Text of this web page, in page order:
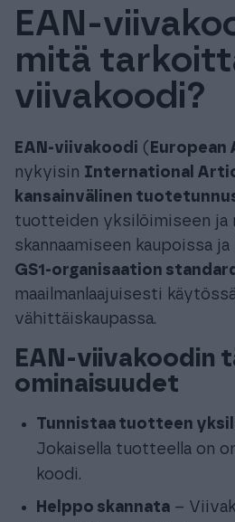
Tuki & Koulutus
Meistä & Ajankohtaista
Tilaa
Kokeile
EAN-
mitä
viivakoodi?
EAN-viivakoodi (
nykyisin International
kansainvälinen
tuotteiden yksilöimiseen ja
skannaamiseen kaupoissa
GS1-organisaation
maailmanlaajuisesti
vähittäiskaupassa.
EAN-viivakoodin
ominaisuudet
Tunnistaa tuotteen
Jokaisella tuotteella on
koodi.
Helppo skannata –